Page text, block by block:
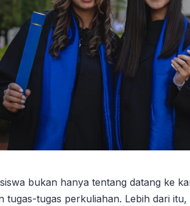
bukan hanya tentang datang ke
tugas-tugas perkuliahan. Lebih dari